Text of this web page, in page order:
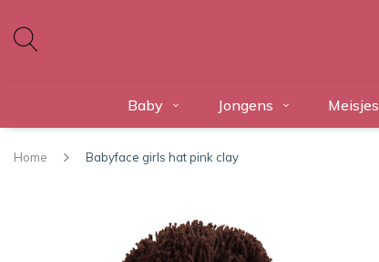
Baby Jongens Meisjes
Home Babyface girls hat pink clay